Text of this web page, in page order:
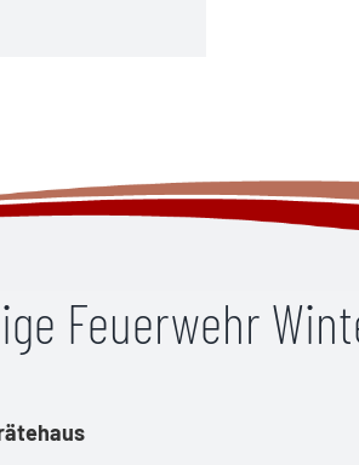
Feuerwehr